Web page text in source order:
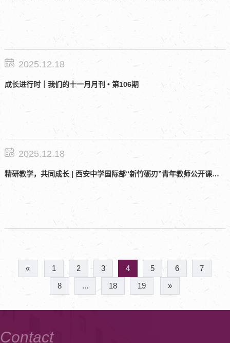
2025.12.18
成长进行时｜我们的十一月月刊 • 第106期
2025.12.18
精研教学，共同成长 | 西安中学国际部“新竹砺刃”青年教师公开课圆满落幕
« 1 2 3 4 5 6
7
8
... 18 19 »
Contact